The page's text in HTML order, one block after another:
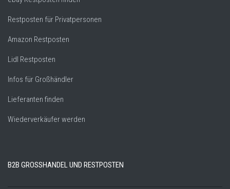
Restposten für Privatpersonen
Amazon Restposten
Lidl Restposten
Infos für Großhändler
Lieferanten finden
Wiederverkäufer werden
B2B GROSSHANDEL UND RESTPOSTEN